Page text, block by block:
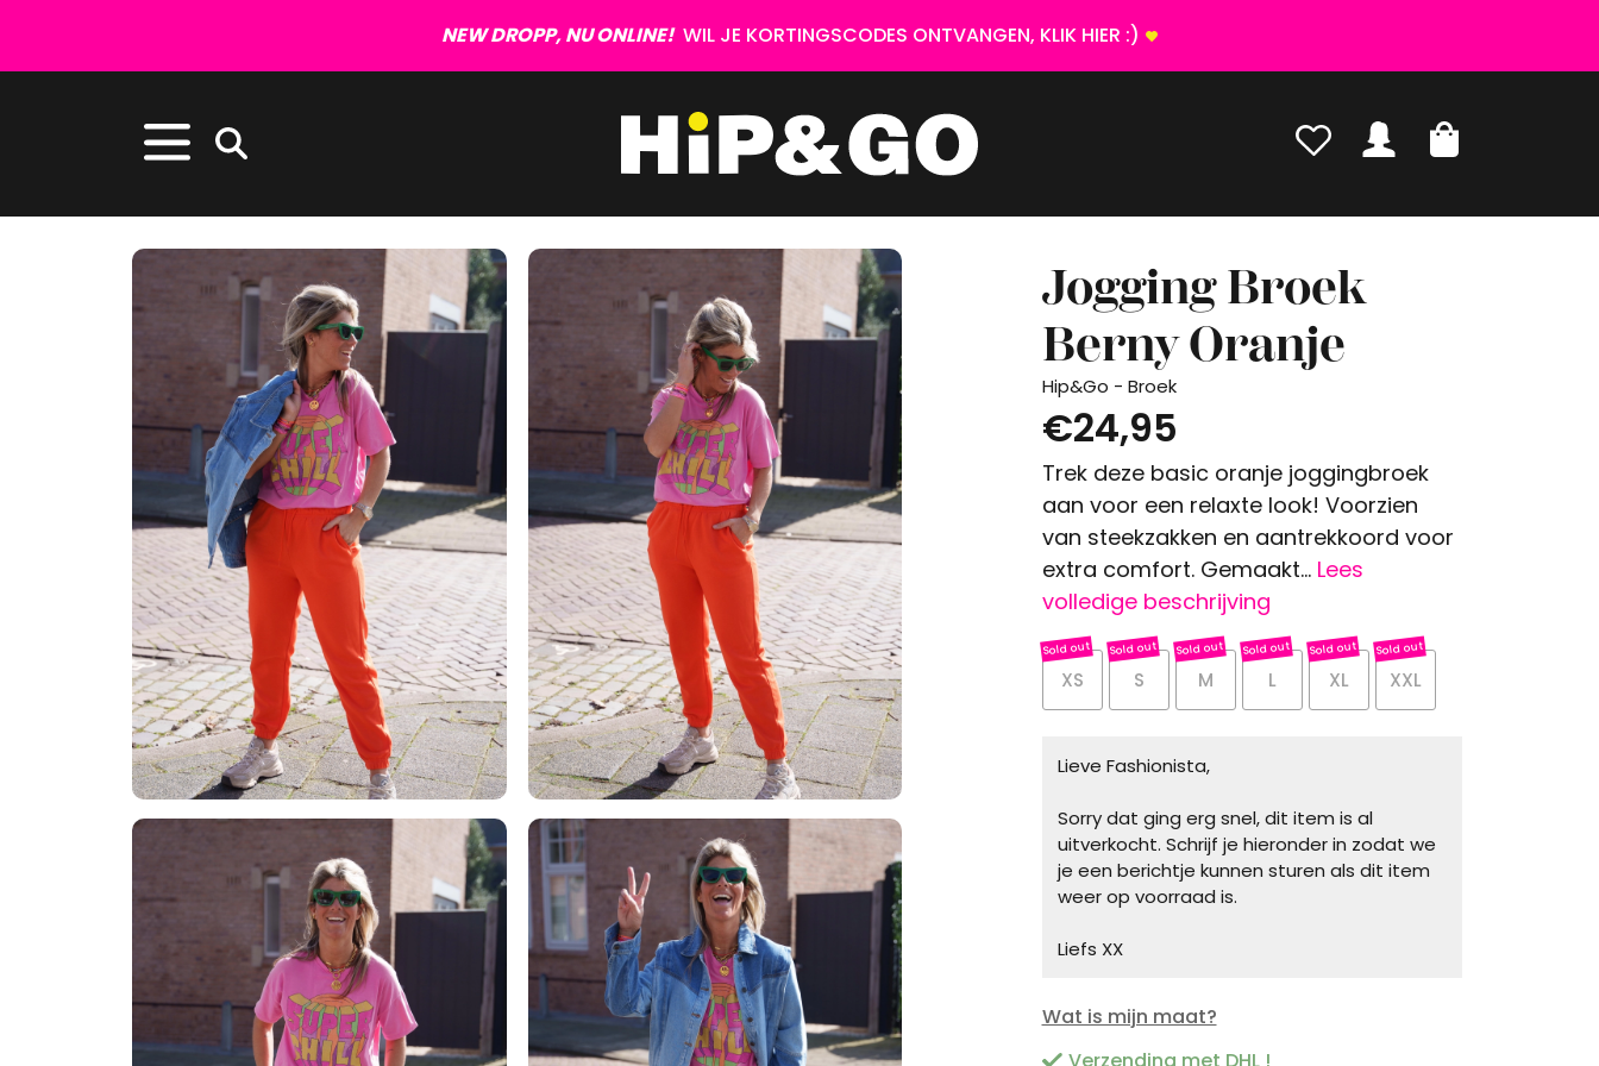
NEW DROPP, NU ONLINE! WIL JE KORTINGSCODES ONTVANGEN, KLIK HIER :)
Jogging Broek
Berny Oranje
Hip&Go - Broek
€24,95
Trek deze basic oranje joggingbroek
aan voor een relaxte look! Voorzien
van steekzakken en aantrekkoord voor
extra comfort. Gemaakt... Lees
volledige beschrijving
XS S M L XL XXL
Lieve Fashionista,
Sorry dat ging erg snel, dit item is al
uitverkocht. Schrijf je hieronder in zodat we
je een berichtje kunnen sturen als dit item
weer op voorraad is.
Liefs XX
Wat is mijn maat?